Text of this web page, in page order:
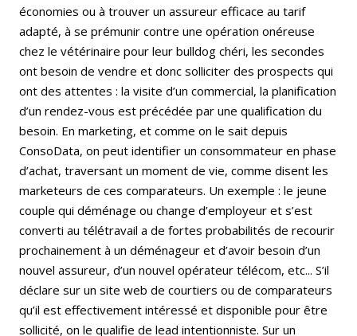
économies ou à trouver un assureur efficace au tarif
adapté, à se prémunir contre une opération onéreuse
chez le vétérinaire pour leur bulldog chéri, les secondes
ont besoin de vendre et donc solliciter des prospects qui
ont des attentes : la visite d’un commercial, la planification
d’un rendez-vous est précédée par une qualification du
besoin. En marketing, et comme on le sait depuis
ConsoData, on peut identifier un consommateur en phase
d’achat, traversant un moment de vie, comme disent les
marketeurs de ces comparateurs. Un exemple : le jeune
couple qui déménage ou change d’employeur et s’est
converti au télétravail a de fortes probabilités de recourir
prochainement à un déménageur et d’avoir besoin d’un
nouvel assureur, d’un nouvel opérateur télécom, etc... S’il
déclare sur un site web de courtiers ou de comparateurs
qu’il est effectivement intéressé et disponible pour être
sollicité, on le qualifie de lead intentionniste. Sur un